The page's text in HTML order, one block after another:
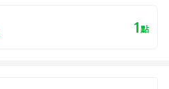
1點